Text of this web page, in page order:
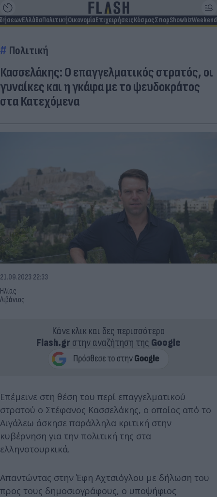
ΕλλάδαΠολιτικήΟικονομίαΕπιχειρήσειςΚόσμοςΣπορShowbizWeekend
Πολιτική
Κασσελάκης: Ο επαγγελματικός στρατός, οι
γυναίκες και η γκάφα με το ψευδοκράτος
στα Κατεχόμενα
Ηλίας
Λιβάνιος
21.09.2023 22:33
Κάνε κλικ και δες περισσότερο
Flash.grστην αναζήτηση της Google
Επέμεινε στη θέση του περί επαγγελματικού
στρατού ο Στέφανος Κασσελάκης, ο οποίος από το
Αιγάλεω άσκησε παράλληλα κριτική στην
κυβέρνηση για την πολιτική της στα
ελληνοτουρκικά.
Απαντώντας στην Έφη Αχτσιόγλου με δήλωση του
προς τους δημοσιογράφους, ο υποψήφιος